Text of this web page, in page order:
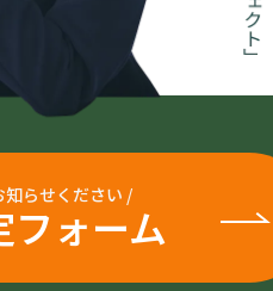
らせください /
フォーム